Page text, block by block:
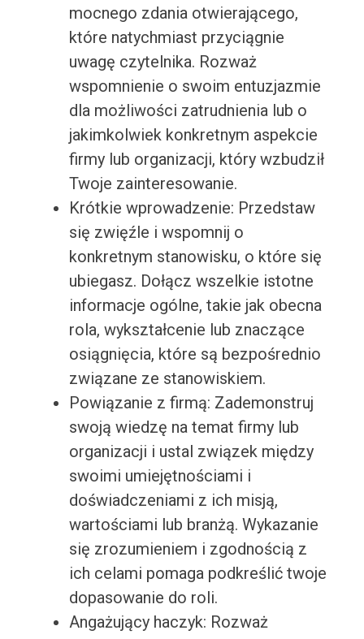
mocnego zdania otwierającego,
które natychmiast przyciągnie
uwagę czytelnika. Rozważ
wspomnienie o swoim entuzjazmie
dla możliwości zatrudnienia lub o
jakimkolwiek konkretnym aspekcie
firmy lub organizacji, który wzbudził
Twoje zainteresowanie.
Krótkie wprowadzenie: Przedstaw
się zwięźle i wspomnij o
konkretnym stanowisku, o które się
ubiegasz. Dołącz wszelkie istotne
informacje ogólne, takie jak obecna
rola, wykształcenie lub znaczące
osiągnięcia, które są bezpośrednio
związane ze stanowiskiem.
Powiązanie z firmą: Zademonstruj
swoją wiedzę na temat firmy lub
organizacji i ustal związek między
swoimi umiejętnościami i
doświadczeniami z ich misją,
wartościami lub branżą. Wykazanie
się zrozumieniem i zgodnością z
ich celami pomaga podkreślić twoje
dopasowanie do roli.
Angażujący haczyk: Rozważ